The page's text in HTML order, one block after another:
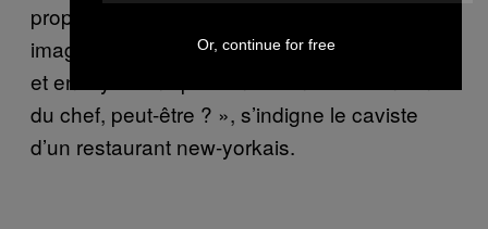
propre plat, n’est-ce pas ? Vous vous
imaginez venir au restaurant avec votre pizza
et envoyez une part en cuisine à l’attention
du chef, peut-être ? », s’indigne le caviste
d’un restaurant new-yorkais.
Or, continue for free